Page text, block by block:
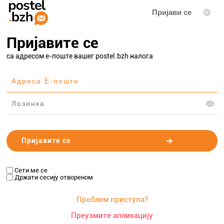
Пријави се
Пријавите се
са адресом е-поште вашег postel.bzh налога
Сети ме се
Држати сесију отвореном
Проблем приступа?
Преузмите апликацију